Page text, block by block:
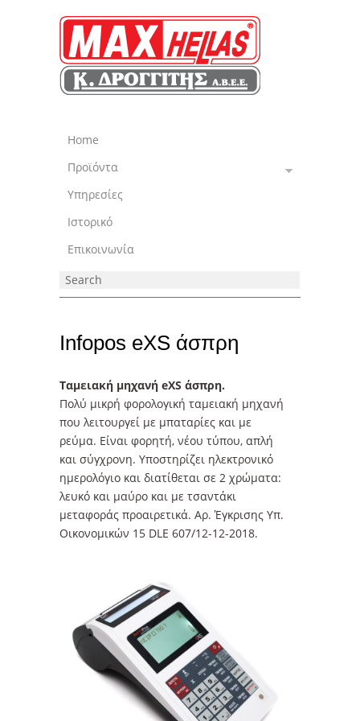
Home
Προϊόντα
Υπηρεσίες
Ιστορικό
Επικοινωνία
Infopos eXS άσπρη
Ταμειακή μηχανή eXS άσπρη.
Πολύ μικρή φορολογική ταμειακή μηχανή
που λειτουργεί με μπαταρίες και με
ρεύμα. Είναι φορητή, νέου τύπου, απλή
και σύγχρονη. Υποστηρίζει ηλεκτρονικό
ημερολόγιο και διατίθεται σε 2 χρώματα:
λευκό και μαύρο και με τσαντάκι
μεταφοράς προαιρετικά. Αρ. Έγκρισης Υπ.
Οικονομικών 15 DLE 607/12-12-2018.